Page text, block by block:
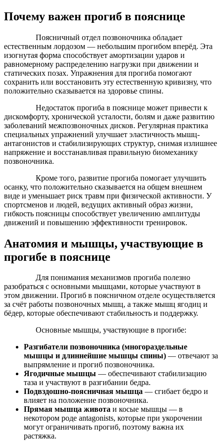
Почему важен прогиб в пояснице
Поясничный отдел позвоночника обладает
естественным лордозом — небольшим прогибом вперёд. Эта
изогнутая форма способствует амортизации ударов и
равномерному распределению нагрузки при движении и
статических позах. Упражнения для прогиба помогают
сохранить или восстановить эту естественную кривизну, что
положительно сказывается на здоровье спины.
Недостаток прогиба в пояснице может привести к
дискомфорту, хронической усталости, болям и даже развитию
заболеваний межпозвоночных дисков. Регулярная практика
специальных упражнений улучшает эластичность мышц-
антагонистов и стабилизирующих структур, снимая излишнее
напряжение и восстанавливая правильную биомеханику
позвоночника.
Кроме того, развитие прогиба помогает улучшить
осанку, что положительно сказывается на общем внешнем
виде и уменьшает риск травм при физической активности. У
спортсменов и людей, ведущих активный образ жизни,
гибкость поясницы способствует увеличению амплитуды
движений и повышению эффективности тренировок.
Анатомия и мышцы, участвующие в
прогибе в пояснице
Для понимания механизмов прогиба полезно
разобраться с основными мышцами, которые участвуют в
этом движении. Прогиб в поясничном отделе осуществляется
за счёт работы позвоночных мышц, а также мышц ягодиц и
бёдер, которые обеспечивают стабильность и поддержку.
Основные мышцы, участвующие в прогибе:
Разгибатели позвоночника (многораздельные
мышцы и длиннейшие мышцы спины) — отвечают за
выпрямление и прогиб позвоночника.
Ягодичные мышцы — обеспечивают стабилизацию
таза и участвуют в разгибании бедра.
Подвздошно-поясничная мышца — сгибает бедро и
влияет на положение позвоночника.
Прямая мышца живота и косые мышцы — в
некотором роде antagonists, которые при укорочении
могут ограничивать прогиб, поэтому важна их
растяжка.